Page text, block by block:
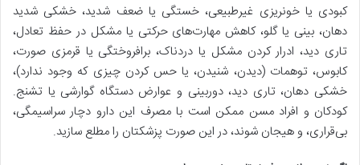
کبودی‌ یا خونریزی‌ غیرطبیعی‌، خستگی‌ یا ضعف‌ شدید، خشکی‌ شدید
دهان‌، بینی‌ یا گلو، کاهش‌ مهارت‌های‌ حرکتی‌ یا مشکل‌ در حفظ‌ تعادل‌،
تاری‌ دید، ادرار کردن‌ مشکل‌ یا دردناک‌، برافروختگی‌ یا قرمزی‌ صورت‌،
کابوس‌، توهمات‌ (دیدن‌، شنیدن‌، یا حس‌ کردن‌ چیزی‌ که‌ وجود ندارد)،
خشکی دهان، تاری دید، دوربینی و عوارض دستگاه گوارشی یا تشنج‌.
کودکان‌ و افراد مسن‌ ممکن‌ است‌ با مصرف‌ این‌ دارو دچار سراسیمگی‌،
بی‌قراری‌، و هیجان‌ شوند، در این‌ صورت‌ پزشکتان‌ را مطلع‌ سازید.